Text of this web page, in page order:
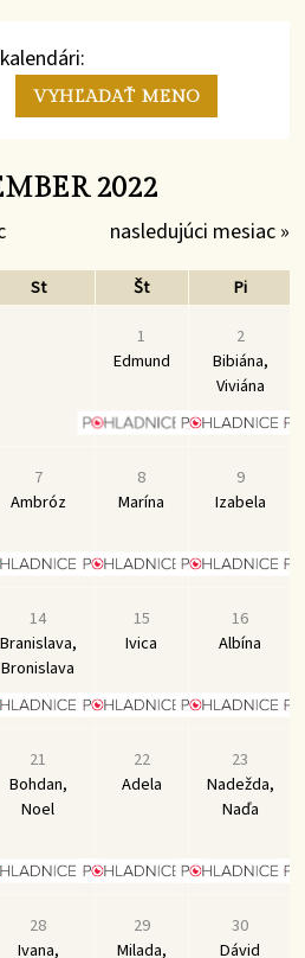
2022
nasledujúci mesiac »
St Št
Pi
1
Edmund
2
Bibiána,
Viviána
7
Ambróz
8
Marína
9
Izabela
14
Branislava,
Bronislava
15
Ivica
16
Albína
21
Bohdan,
Noel
22
Adela
23
Nadežda,
Naďa
28
Ivana,
29
Milada,
30
Dávid